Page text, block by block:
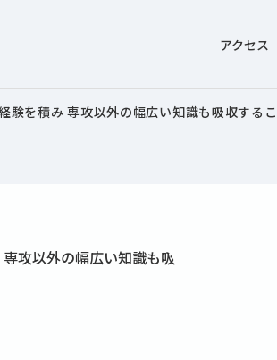
アクセス
験を積み 専攻以外の幅広い知識も吸収する